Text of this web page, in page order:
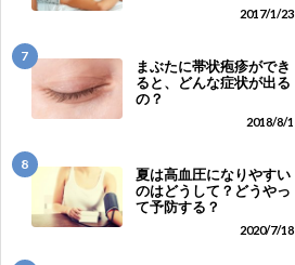
2017/1/23
7
まぶたに帯状疱疹ができ
ると、どんな症状が出る
の？
2018/8/1
8
夏は高血圧になりやすい
のはどうして？どうやっ
て予防する？
2020/7/18